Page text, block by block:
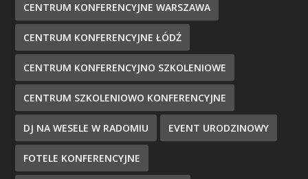
CENTRUM KONFERENCYJNE WARSZAWA
CENTRUM KONFERENCYJNE ŁÓDŹ
CENTRUM KONFERENCYJNO SZKOLENIOWE
CENTRUM SZKOLENIOWO KONFERENCYJNE
DJ NA WESELE W RADOMIU EVENT URODZINOWY
FOTELE KONFERENCYJNE